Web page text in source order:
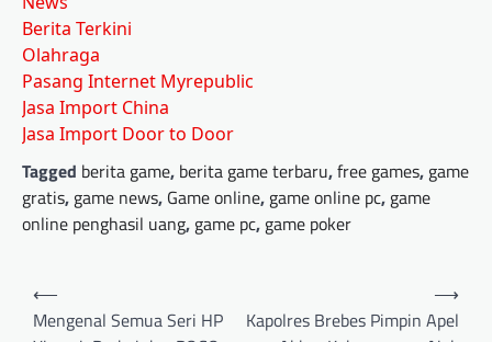
Berita Terkini
Olahraga
Pasang Internet Myrepublic
Jasa Import China
Jasa Import Door to Door
Tagged berita game, berita game terbaru,free games, game
gratis, game news, Game online, game online pc, game
online penghasil uang, game pc, game poker
Post
navigation
⟵
Mengenal Semua Seri HP
Kapolres Brebes Pimpin Apel
⟶